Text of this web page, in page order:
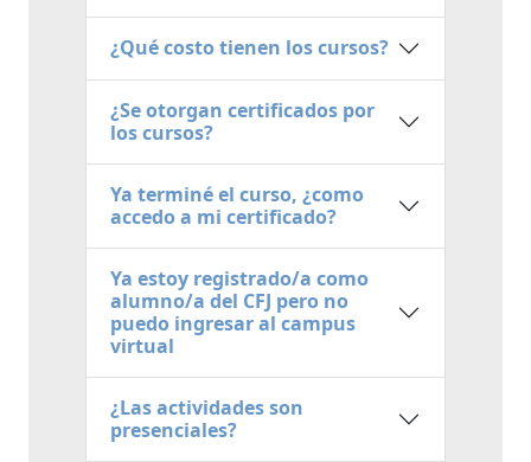
¿Qué costo tienen los cursos?
¿Se otorgan certificados por
los cursos?
Ya terminé el curso, ¿como
accedo a mi certificado?
Ya estoy registrado/a como
alumno/a del CFJ pero no
puedo ingresar al campus
virtual
¿Las actividades son
presenciales?